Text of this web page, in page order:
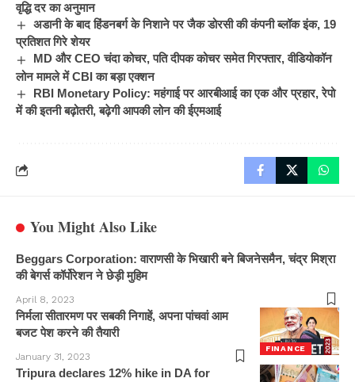
वृद्धि दर का अनुमान
अडानी के बाद हिंडनबर्ग के निशाने पर जैक डोरसी की कंपनी ब्लॉक इंक, 19
प्रतिशत गिरे शेयर
MD और CEO चंदा कोचर, पति दीपक कोचर समेत गिरफ्तार, वीडियोकॉन
लोन मामले में CBI का बड़ा एक्शन
RBI Monetary Policy: महंगाई पर आरबीआई का एक और प्रहार, रेपो
में की इतनी बढ़ोतरी, बढ़ेगी आपकी लोन की ईएमआई
You Might Also Like
Beggars Corporation: वाराणसी के भिखारी बने बिजनेसमैन, चंद्र मिश्रा
की बेगर्स कॉर्पोरेशन ने छेड़ी मुहिम
April 8, 2023
FINANCE
निर्मला सीतारमण पर सबकी निगाहें, अपना पांचवां आम
बजट पेश करने की तैयारी
January 31, 2023
Tripura declares 12% hike in DA for